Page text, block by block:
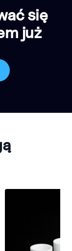
się
już